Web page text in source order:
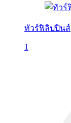
ทัวร์ฟิลิปปินส์
1